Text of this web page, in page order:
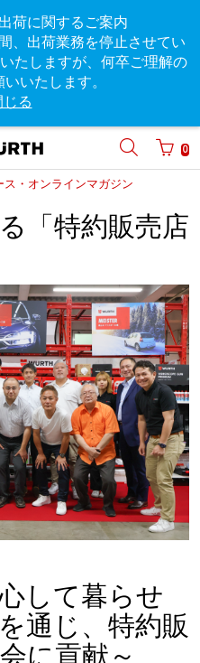
0
ス・オンラインマガジン
「特約販売店
して暮らせ
通じ、特約販
に貢献～
荷に関するご案内
、出荷業務を停止させてい
たしますが、何卒ご理解の
いたします。
じる